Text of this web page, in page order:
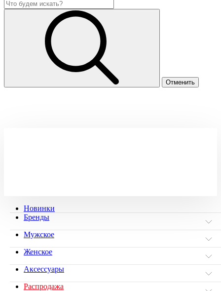
Новинки
Бренды
Мужское
Женское
Аксессуары
Распродажа